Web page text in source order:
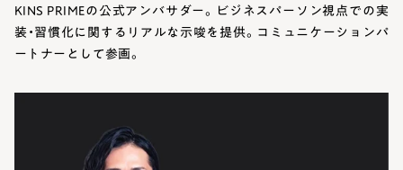
KINS PRIMEの公式アンバサダー。ビジネスパーソン視点での実
装・習慣化に関するリアルな示唆を提供。コミュニケーションパ
ートナーとして参画。